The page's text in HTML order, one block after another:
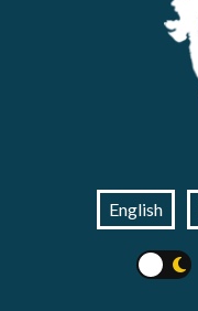
English